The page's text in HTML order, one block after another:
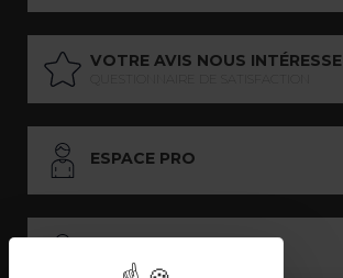
VOTRE AVIS NOUS INTÉRESSE
ESPACE PRO